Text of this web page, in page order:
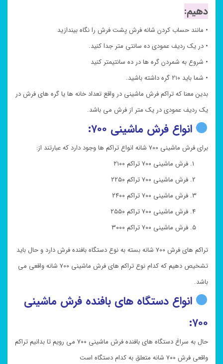
دهیم:
• مانند حساب کردن شانه فرش پشت فرش را نگاه بیندازید
• در یک ردیف عمودی ده سانتی متر جدا کنید.
• شروع به شمردن گره ها در ده سانتیمتر کنید
• شما باید ۲۱۰ گره داشته باشید.
بدین معنا که تراکم فرش ماشینی در واقع تعداد خانه ها یا گره های فرش در
یک ردیف عمودی در یک متر از فرش می باشد.
انواع فرش ماشینی ۷۰۰:
برای فرش ماشینی ۷۰۰ شانه انواع تراکم ها وجود دارد که عبارتند از:
فرش ماشینی ۷۰۰ تراکم ۲۱۰۰
فرش ماشینی ۷۰۰ تراکم ۲۲۵۰
فرش ماشینی ۷۰۰ تراکم ۲۴۰۰
فرش ماشینی ۷۰۰ تراکم ۲۵۵۰
فرش ماشینی ۷۰۰ تراکم ۳۰۰۰
تراکم های فرش ۷۰۰ شانه بسته به نوع دستگاه بافنده فرش دارد و حال باید
تشخیص دهیم که کدام نوع تراکم های فرش ماشینی ۷۰۰ شانه واقعی می
باشد.
انواع دستگاه های بافنده فرش ماشینی
۷۰۰:
حال به سراغ دستگاه های بافنده فرش ماشینی ۷۰۰ می رویم تا بدانیم تراکم
واقعی فرش ۷۰۰ شانه متعلق به کدام دستگاه است